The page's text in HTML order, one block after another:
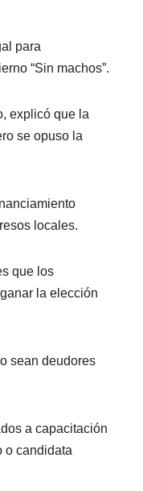
para
“Sin machos”.
explicó que la
se opuso la
locales.
que los
la elección
sean deudores
a capacitación
o candidata